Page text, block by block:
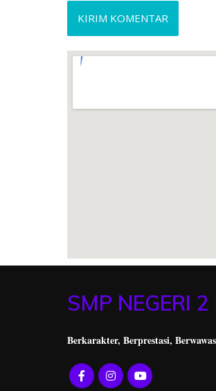
SMP NEGERI
Berkarakter, Berprestasi,